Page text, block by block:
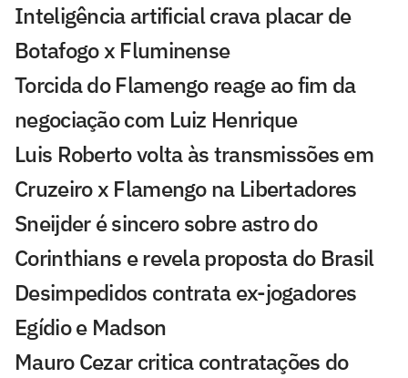
Inteligência artificial crava placar de
Botafogo x Fluminense
Torcida do Flamengo reage ao fim da
negociação com Luiz Henrique
Luis Roberto volta às transmissões em
Cruzeiro x Flamengo na Libertadores
Sneijder é sincero sobre astro do
Corinthians e revela proposta do Brasil
Desimpedidos contrata ex-jogadores
Egídio e Madson
Mauro Cezar critica contratações do